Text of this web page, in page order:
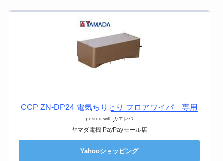
CCP ZN-DP24 電気ちりとり フロアワイパー専用
posted with カエレバ
ヤマダ電機 PayPayモール店
Yahooショッピング